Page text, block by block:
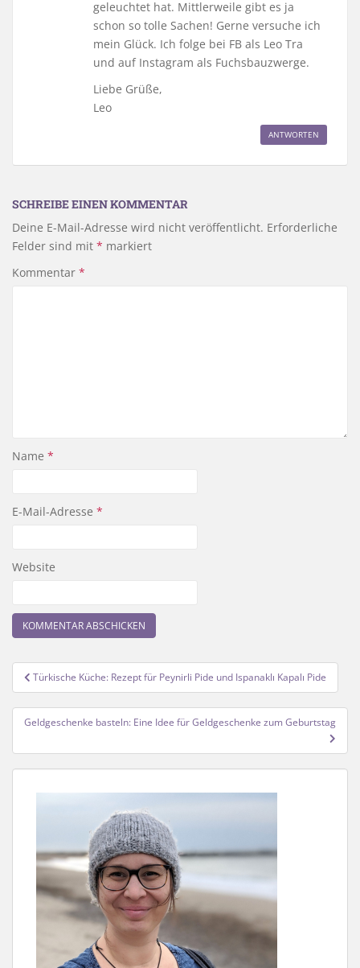
geleuchtet hat. Mittlerweile gibt es ja
schon so tolle Sachen! Gerne versuche ich
mein Glück. Ich folge bei FB als Leo Tra
und auf Instagram als Fuchsbauzwerge.
Liebe Grüße,
Leo
ANTWORTEN
SCHREIBE EINEN KOMMENTAR
Deine E-Mail-Adresse wird nicht veröffentlicht. Erforderliche
Felder sind mit * markiert
Kommentar *
Name *
E-Mail-Adresse *
Website
Beitragsnavigation
Türkische Küche: Rezept für Peynirli Pide und Ispanaklı Kapalı Pide
Geldgeschenke basteln: Eine Idee für Geldgeschenke zum Geburtstag